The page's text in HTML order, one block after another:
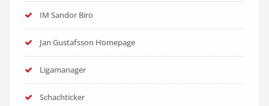
IM Sandor Biro
Jan Gustafsson Homepage
Ligamanager
Schachticker